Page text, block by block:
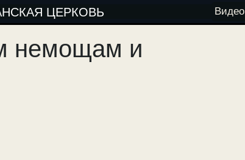
ЦЕРКОВЬ Видео
немощам и